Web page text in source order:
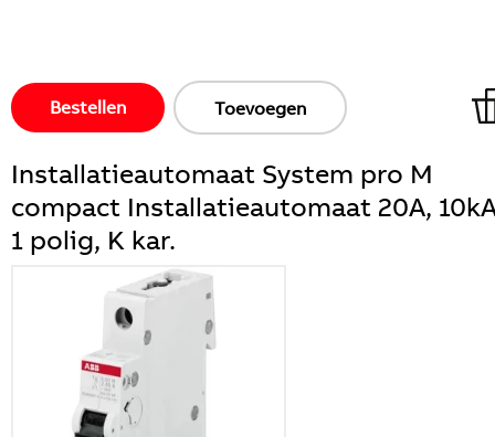
Bestellen Toevoegen
Installatieautomaat System pro M
compact Installatieautomaat 20A,
1 polig, K kar.